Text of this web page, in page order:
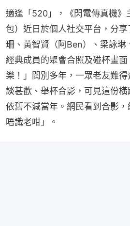
適逢「520」，《閃電傳真機》
包）近日於個人社交平台，分
珊、黃智賢（阿Ben）、梁詠琳
經典成員的聚會合照及碰杯畫
樂！」闊別多年，一眾老友難
談甚歡、舉杯合影，可見這份
依舊不減當年。網民看到合影
唔識老咁」。